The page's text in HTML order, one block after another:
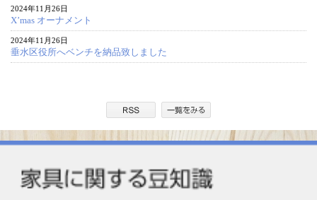
2024年11月26日
X’mas オーナメント
2024年11月26日
垂水区役所へベンチを納品致しました